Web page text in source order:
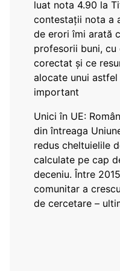
luat nota 4.90 la
contestații nota a
de erori îmi arată
profesorii buni, cu
corectat și ce
alocate unui
important
Unici în UE:
din întreaga
redus cheltuielile
calculate pe cap
deceniu. Între
comunitar a
de cercetare –